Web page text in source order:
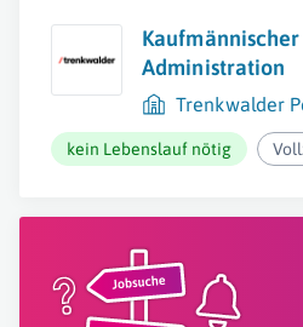
Administration
Trenkwalder
kein Lebenslauf nötig